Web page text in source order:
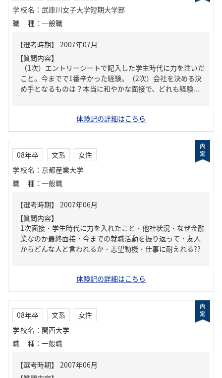
学校名 ： 武庫川女子大学短期大学部
職種 ： 一般職
【質問内容】
（1次）エントリーシートで記入した学生時代に力を注いだ
こと。今までで1番辛かった経験。（2次）会社を決める決
め手となるものは？本当に和やかな面接で、どれも経験...
体験記の詳細はこちら
08年卒 文系
女性
学校名 ： 京都産業大学
職種 ： 一般職
【質問内容】
1次面接・学生時代に力を入れたこと・他社状況・なぜ金融
業なのか最終面接・今までの就職活動を振り返って・友人
からどんな人と言われるか・志望動機・仕事に耐えれる??
体験記の詳細はこちら
08年卒 文系
女性
学校名 ： 関西大学
職種 ： 一般職